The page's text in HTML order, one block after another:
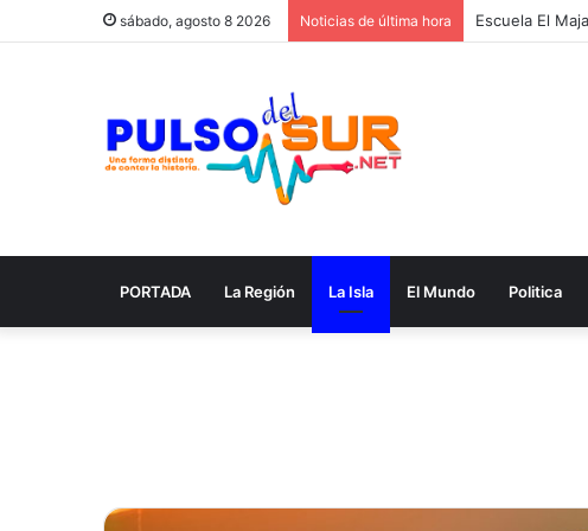
sábado, agosto 8 2026 Noticias de última hora
PORTADA La Región La Isla El Mundo Politica